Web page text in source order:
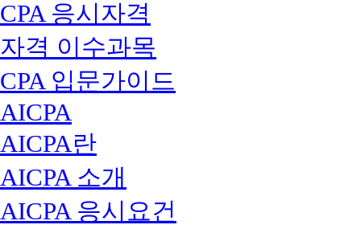
CPA 응시자격
자격 이수과목
CPA 입문가이드
AICPA
AICPA란
AICPA 소개
AICPA 응시요건